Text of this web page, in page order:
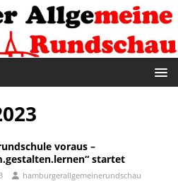
voraus –
startet
hamburgerallgemeinerundschau